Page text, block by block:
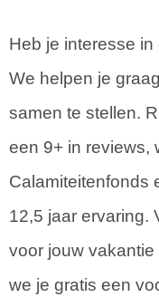
Heb je interesse
We helpen je
samen te stellen.
een 9+ in reviews,
Calamiteitenfonds
12,5 jaar ervaring.
voor jouw
we je gratis een